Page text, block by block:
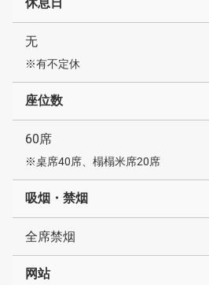
休息日
无
※有不定休
座位数
60席
※桌席40席、榻榻米席20席
吸烟・禁烟
全席禁烟
网站